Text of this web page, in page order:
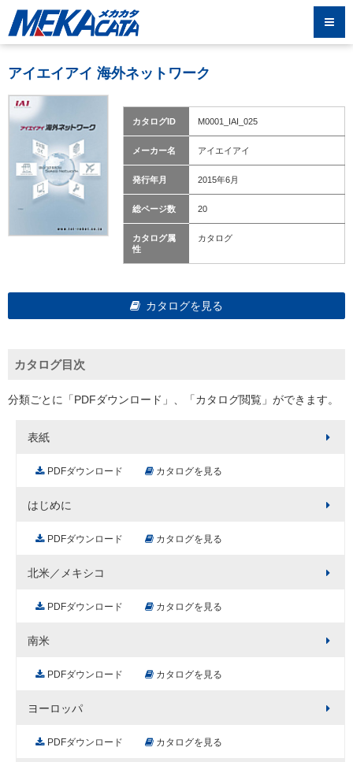
アイエイアイ 海外ネットワーク
カタログID M0001_IAI_025
メーカー名 アイエイアイ
発行年月 2015年6月
総ページ数 20
カタログ属
性
カタログ
カタログを見る
カタログ目次
分類ごとに「PDFダウンロード」、「カタログ閲覧」ができます。
表紙
PDFダウンロード カタログを見る
はじめに
PDFダウンロード カタログを見る
北米／メキシコ
PDFダウンロード カタログを見る
南米
PDFダウンロード カタログを見る
ヨーロッパ
PDFダウンロード カタログを見る